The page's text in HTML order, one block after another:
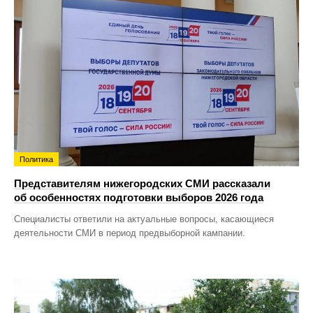
Политика
Представителям нижегородских СМИ рассказали
об особенностях подготовки выборов 2026 года
Специалисты ответили на актуальные вопросы, касающиеся
деятельности СМИ в период предвыборной кампании.